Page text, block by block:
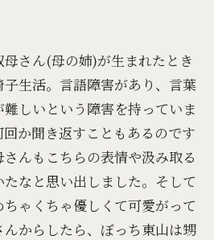
さん(母の姉)が生まれたとき
生活。言語障害があり、言葉
しいという障害を持っていま
か聞き返すこともあるのです
んもこちらの表情や汲み取る
なと思い出しました。そして
ゃくちゃ優しくて可愛がって
からしたら、ぼっち東山は甥